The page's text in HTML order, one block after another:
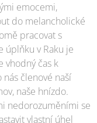
emocemi,
do melancholické
pracovat s
úplňku v Raku je
vhodný čas k
členové naší
naše hnízdo.
nedorozuměními se
vlastní úhel